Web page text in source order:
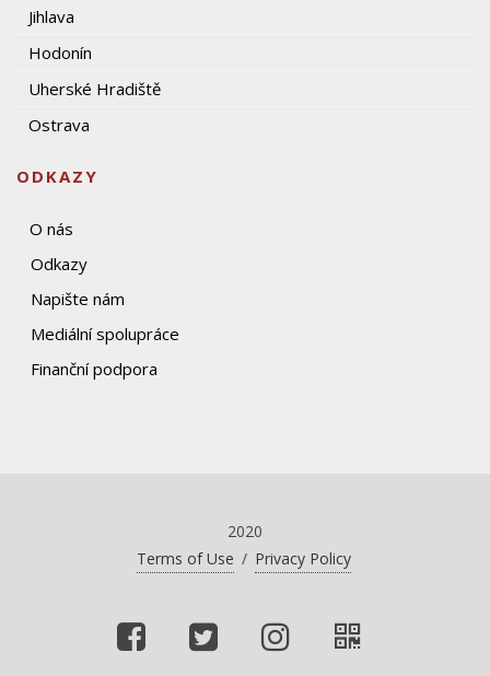
Jihlava
Hodonín
Uherské Hradiště
Ostrava
ODKAZY
O nás
Odkazy
Napište nám
Mediální spolupráce
Finanční podpora
2020
Terms of Use / Privacy Policy